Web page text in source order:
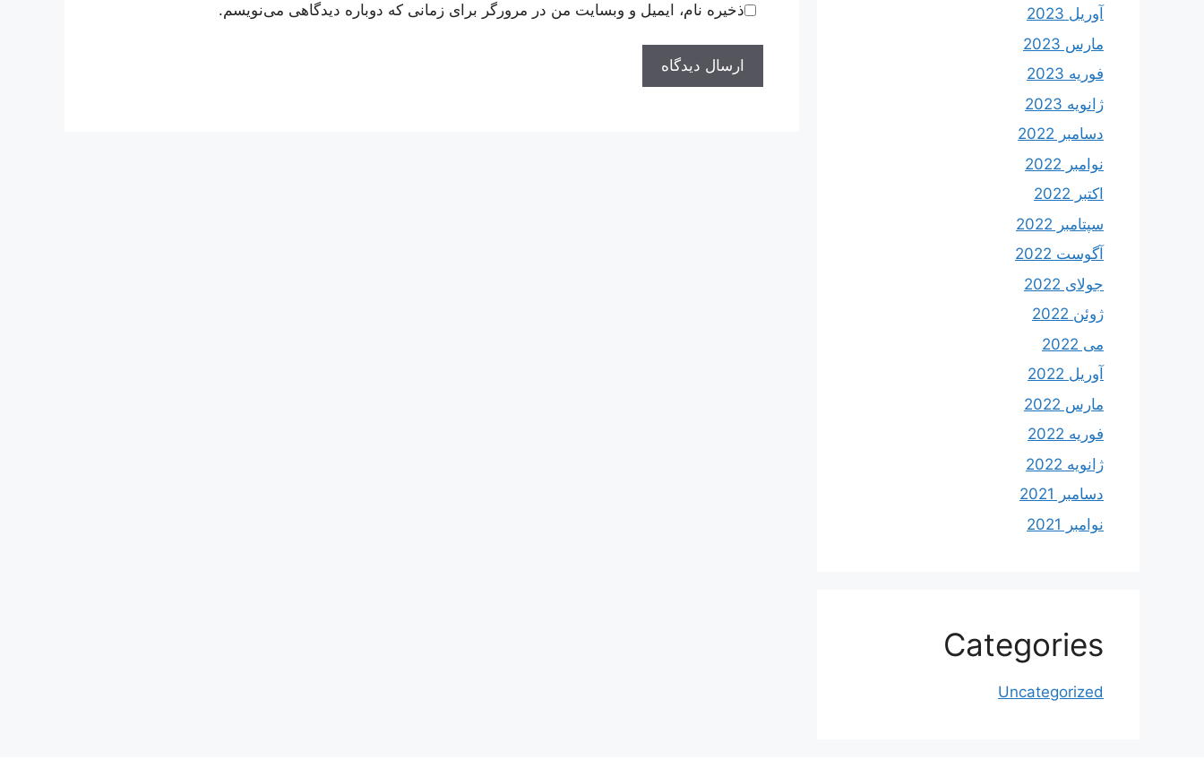
ذخیره نام، ایمیل و وبسایت من در مرورگر برای زمانی که دوباره دیدگاهی می‌نویسم.
آوریل 2023
مارس 2023
فوریه 2023
ژانویه 2023
دسامبر 2022
نوامبر 2022
اکتبر 2022
سپتامبر 2022
آگوست 2022
جولای 2022
ژوئن 2022
می 2022
آوریل 2022
مارس 2022
فوریه 2022
ژانویه 2022
دسامبر 2021
نوامبر 2021
Categories
Uncategorized